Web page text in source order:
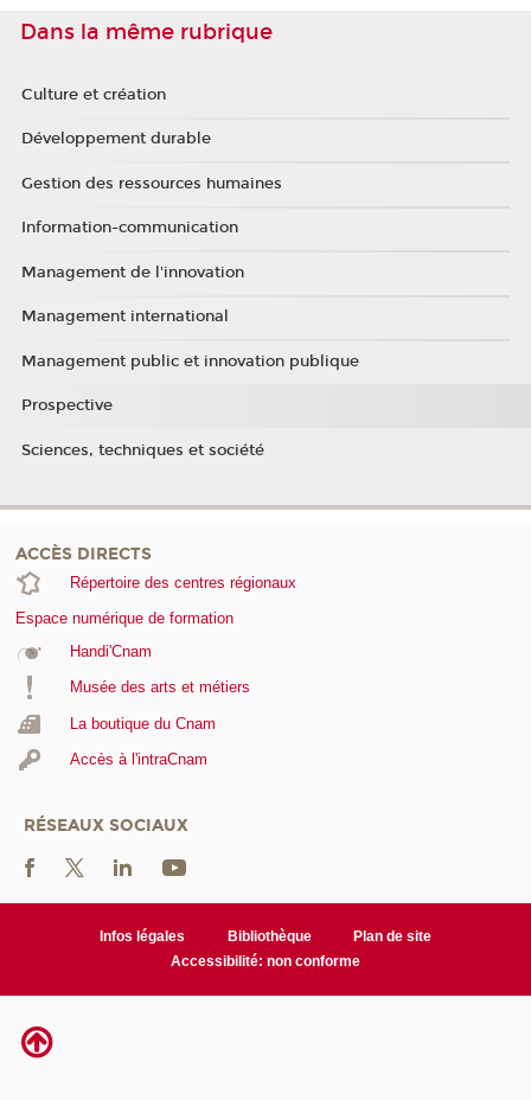
Dans la même rubrique
Culture et création
Développement durable
Gestion des ressources humaines
Information-communication
Management de l'innovation
Management international
Management public et innovation publique
Prospective
Sciences, techniques et société
ACCÈS DIRECTS
Répertoire des centres régionaux
Espace numérique de formation
Handi'Cnam
Musée des arts et métiers
La boutique du Cnam
Accès à l'intraCnam
RÉSEAUX SOCIAUX
Infos légales Bibliothèque
Plan de site
Accessibilité: non conforme